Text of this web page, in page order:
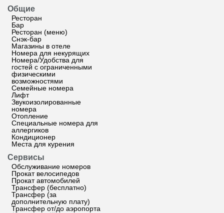
Общие
Ресторан
Бар
Ресторан (меню)
Снэк-бар
Магазины в отеле
Номера для некурящих
Номера/Удобства для
гостей с ограниченными
физическими
возможностями
Семейные номера
Лифт
Звукоизолированные
номера
Отопление
Специальные номера для
аллергиков
Кондиционер
Места для курения
Сервисы
Обслуживание номеров
Прокат велосипедов
Прокат автомобилей
Трансфер (бесплатно)
Трансфер (за
дополнительную плату)
Трансфер от/до аэропорта